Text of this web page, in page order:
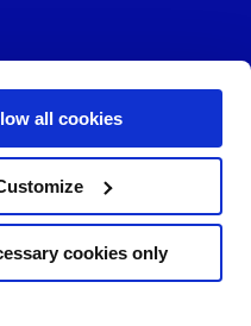
all cookies
cookies only
Folgen Sie uns auf